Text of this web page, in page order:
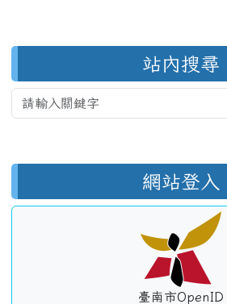
站內搜尋
網站登入
臺南市OpenID